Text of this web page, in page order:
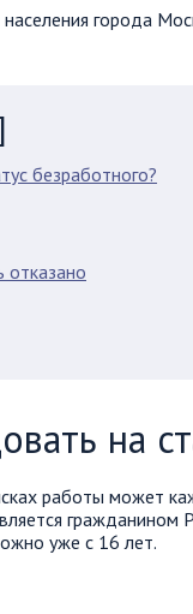
города
безработного?
отказано
на
работы может
уже с 16 лет.